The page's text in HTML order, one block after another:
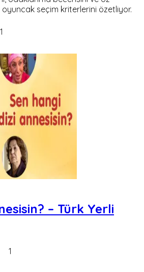
seçim kriterlerini özetliyor.
1
– Türk Yerli
1